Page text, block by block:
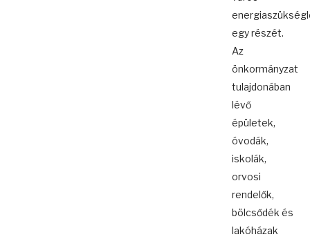
egy részét.
Az
önkormányzat
tulajdonában
lévő
épületek,
óvodák,
iskolák,
orvosi
rendelők,
bölcsődék és
lakóházak